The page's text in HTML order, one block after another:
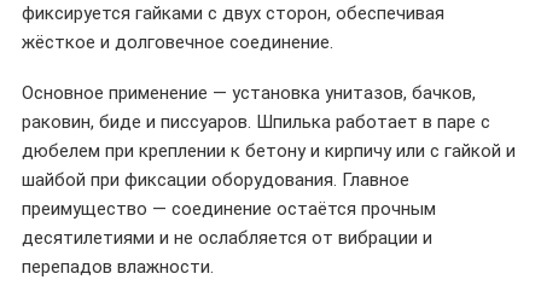
фиксируется гайками с двух сторон, обеспечивая
жёсткое и долговечное соединение.
Основное применение — установка унитазов, бачков,
раковин, биде и писсуаров. Шпилька работает в паре с
дюбелем при креплении к бетону и кирпичу или с гайкой и
шайбой при фиксации оборудования. Главное
преимущество — соединение остаётся прочным
десятилетиями и не ослабляется от вибрации и
перепадов влажности.